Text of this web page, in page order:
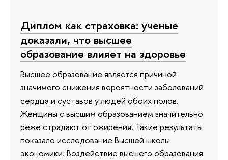
Диплом как страховка: ученые
доказали, что высшее
образование влияет на здоровье
Высшее образование является причиной
значимого снижения вероятности заболеваний
сердца и суставов у людей обоих полов.
Женщины с высшим образованием значительно
реже страдают от ожирения. Такие результаты
показало исследование Высшей школы
экономики. Воздействие высшего образования